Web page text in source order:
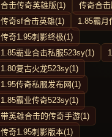
合击传奇英雄版(1)
传奇合
传奇sf合击英雄(1)
1.85霸月
传奇1.95刺影终极(1)
1.85霸业合击私服523sy(1)
1.80复古火龙523sy(1)
1.95传奇私服发布网(1)
1.85霸业传奇523sy(1)
带英雄合击的传奇手游(1)
传奇1.95刺影版本(1)